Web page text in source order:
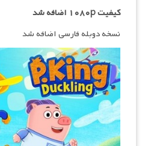
کیفیت ۱۰۸۰p اضافه شد
نسخه دوبله فارسی اضافه شد